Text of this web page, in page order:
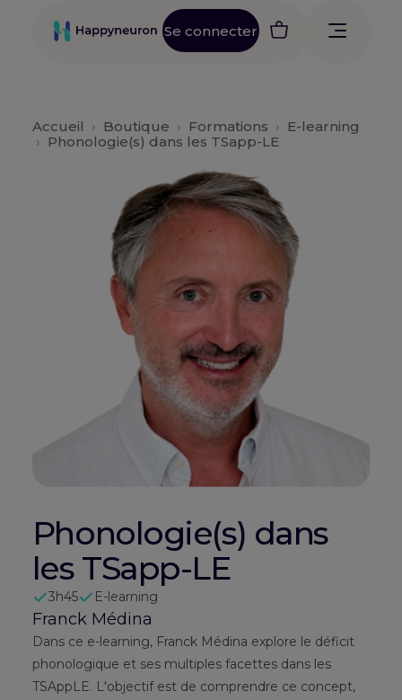
Se connecter
Accueil › Boutique › Formations › E-learning
› Phonologie(s) dans les TSapp-LE
Phonologie(s) dans
les TSapp-LE
3h45 E-learning
Franck Médina
Dans ce e-learning, Franck Médina explore le déficit
phonologique et ses multiples facettes dans les
TSAppLE. L'objectif est de comprendre ce concept,